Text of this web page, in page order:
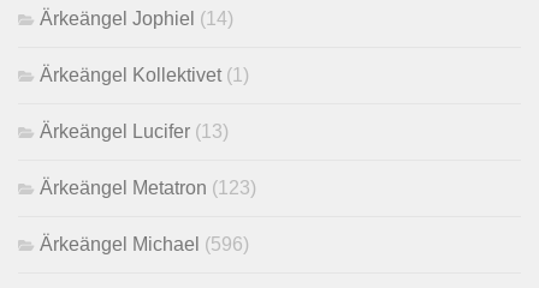
Ärkeängel Jophiel (14)
Ärkeängel Kollektivet (1)
Ärkeängel Lucifer (13)
Ärkeängel Metatron (123)
Ärkeängel Michael (596)